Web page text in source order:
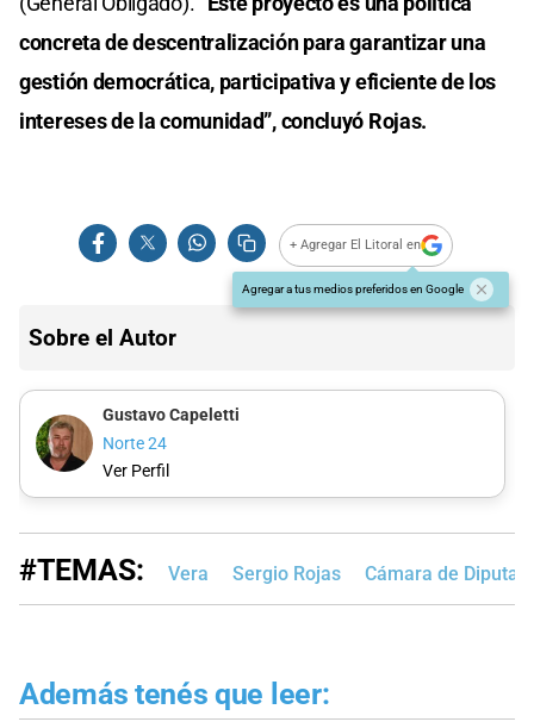
concreta de descentralización para garantizar una
gestión democrática, participativa y eficiente de los
intereses de la comunidad”, concluyó Rojas.
+ Agregar El Litoral en
Agregar a tus medios preferidos en Google
Sobre el Autor
Gustavo Capeletti
Norte 24
Ver Perfil
#TEMAS: Vera Sergio Rojas Cámara de
Además tenés que leer: